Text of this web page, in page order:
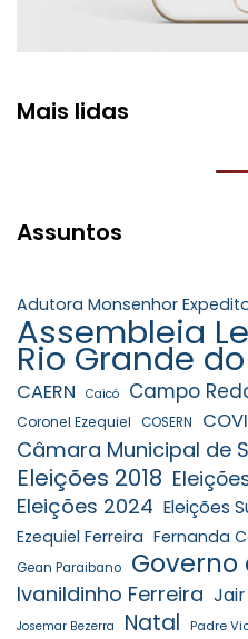
Mais lidas
Assuntos
Adutora Monsenhor
Assembleia
Rio Grande
CAERN Caicó Campo
Coronel Ezequiel COSERN
Câmara Municipal de
Eleições 2018
Eleições 2024 Eleições
Ezequiel Ferreira Fernanda
Gean Paraibano Governo
Ivanildinho Ferreira
Josemar Bezerra Natal Padre